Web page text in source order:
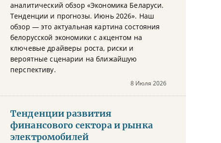
аналитический обзор «Экономика Беларуси.
Тенденции и прогнозы. Июнь 2026». Наш
обзор — это актуальная картина состояния
белорусской экономики с акцентом на
ключевые драйверы роста, риски и
вероятные сценарии на ближайшую
перспективу.
8 Июля 2026
Тенденции развития
финансового сектора и рынка
электромобилей